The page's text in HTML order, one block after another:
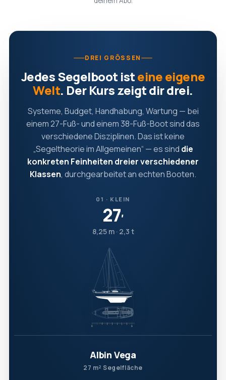
DREI GRÖSSEN
Jedes Segelboot isteine eigene
Welt. Der Kurs zeigt dir drei.
Systeme, Budget, Handhabung, Wartung — bei
einem 27-Fuß- und einem 38-Fuß-Boot sind das
verschiedene Disziplinen. Das ist keine
„Segeltheorie im Allgemeinen“ — es sind die
konkreten Feinheiten dreier verschiedener
Klassen, durchgearbeitet an echten Booten.
01 · KLEIN
27′
8,25 m · 2,3 t
Albin Vega
27 m² Segelfläche